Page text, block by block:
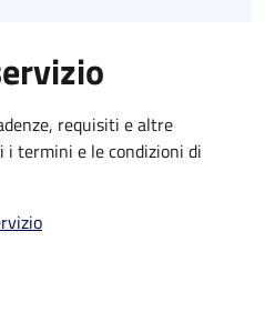
requisiti e altre
termini e le condizioni di